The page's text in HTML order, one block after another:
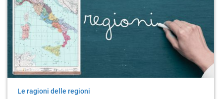
Le ragioni delle regioni